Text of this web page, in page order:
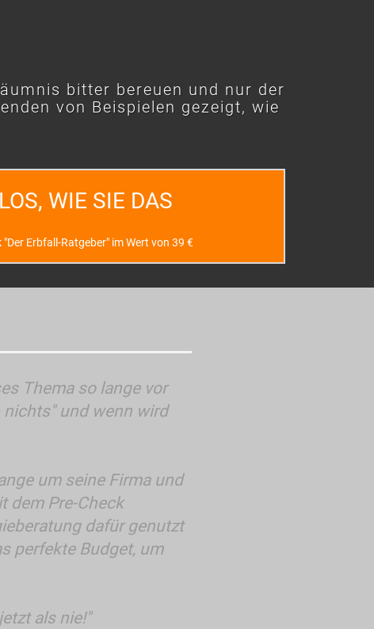
bitter bereuen und nur der
von Beispielen gezeigt, wie
WIE SIE DAS
Erbfall-Ratgeber" im Wert von 39 €
Thema so lange vor
und wenn wird
um seine Firma und
dem Pre-Check
dafür genutzt
perfekte Budget, um
als nie!"